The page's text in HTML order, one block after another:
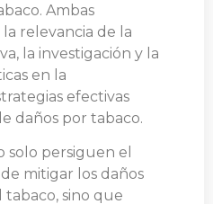
Ambas
relevancia de la
la investigación y la
en la
efectivas
daños por tabaco.
solo persiguen el
mitigar los daños
tabaco, sino que